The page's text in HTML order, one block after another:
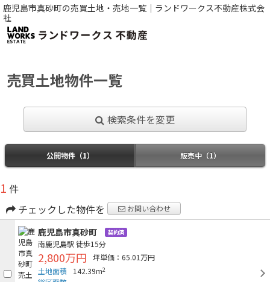
鹿児島市真砂町の売買土地・売地一覧｜ランドワークス不動産株式会
社
売買土地物件一覧
検索条件を変更
公開物件（1） 販売中（1）
1 件
チェックした物件を
お問い合わせ
鹿児島市真砂町 契約済
南鹿児島駅 徒歩15分
2,800万円
坪単価：65.01万円
土地面積
142.39m2